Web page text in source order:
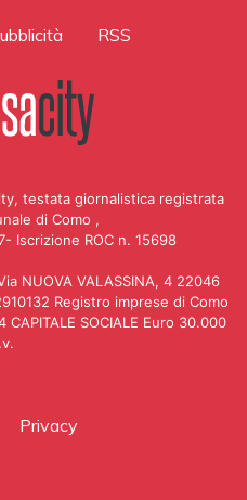
RSS
testata giornalistica registrata
di Como ,
Iscrizione ROC n. 15698
NUOVA VALASSINA, 4 22046
Registro imprese di Como
SOCIALE Euro 30.000
Privacy